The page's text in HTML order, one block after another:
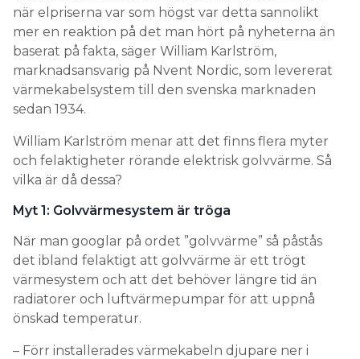
när elpriserna var som högst var detta sannolikt
mer en reaktion på det man hört på nyheterna än
baserat på fakta, säger William Karlström,
marknadsansvarig på Nvent Nordic, som levererat
värmekabelsystem till den svenska marknaden
sedan 1934.
William Karlström menar att det finns flera myter
och felaktigheter rörande elektrisk golvvärme. Så
vilka är då dessa?
Myt 1: Golvvärmesystem är tröga
När man googlar på ordet ”golvvärme” så påstås
det ibland felaktigt att golvvärme är ett trögt
värmesystem och att det behöver längre tid än
radiatorer och luftvärmepumpar för att uppnå
önskad temperatur.
– Förr installerades värmekabeln djupare ner i